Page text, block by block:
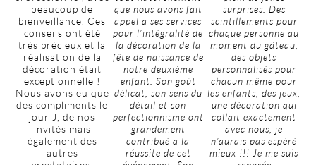
beaucoup de
bienveillance. Ces
conseils ont été
très précieux et la
réalisation de la
décoration était
exceptionnelle !
Nous avons eu que
des compliments le
jour J, de nos
invités mais
également des
autres
que nous avons fait
appel à ses services
pour l’intégralité de
la décoration de la
fête de naissance de
notre deuxième
enfant. Son goût
délicat, son sens du
détail et son
perfectionnisme ont
grandement
contribué à la
réussite de cet
surprises. Des
scintillements pour
chaque personne au
moment du gâteau,
des objets
personnalisés pour
chacun même pour
les enfants, des jeux,
une décoration qui
collait exactement
avec nous, je
n’aurais pas espéré
mieux !!! Je me suis